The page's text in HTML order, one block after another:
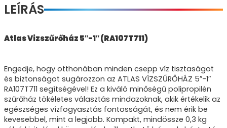
LEÍRÁS
Atlas Vizszűrőház 5″-1″ (RA107T711)
Engedje, hogy otthonában minden csepp víz tisztaságot
és biztonságot sugározzon az ATLAS VÍZSZŰRŐHÁZ 5″-1″
RA107T711 segítségével! Ez a kiváló minőségű polipropilén
szűrőház tökéletes választás mindazoknak, akik értékelik az
egészséges vízfogyasztás fontosságát, és nem érik be
kevesebbel, mint a legjobb. Kompakt, mindössze 0,3 kg